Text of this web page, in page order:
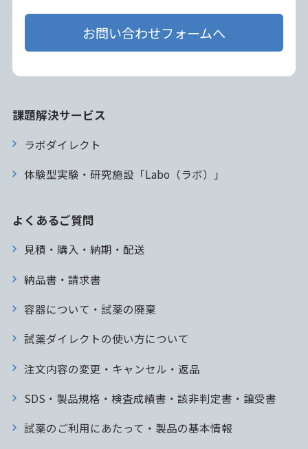
お問い合わせフォームへ
課題解決サービス
ラボダイレクト
体験型実験・研究施設「Labo（ラボ）」
よくあるご質問
見積・購入・納期・配送
納品書・請求書
容器について・試薬の廃棄
試薬ダイレクトの使い方について
注文内容の変更・キャンセル・返品
SDS・製品規格・検査成績書・該非判定書・譲受書
試薬のご利用にあたって・製品の基本情報